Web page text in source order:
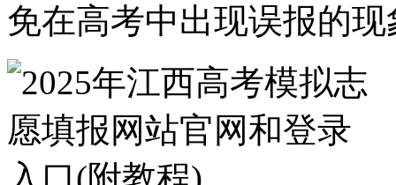
免在高考中出现误报的现